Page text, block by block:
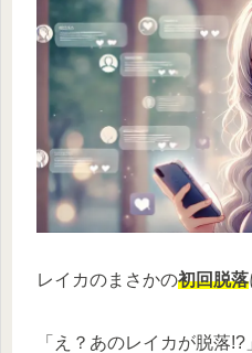
レイカのまさかの初回脱落
「え？あのレイカが脱落